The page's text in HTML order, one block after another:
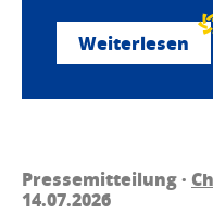
Weiterlesen
Pressemitteilung ·
14.07.2026